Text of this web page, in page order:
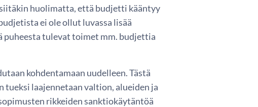
huolimatta, että budjetti kääntyy
ei ole ollut luvassa lisää
tulevat toimet mm. budjettia
kohdentamaan uudelleen. Tästä
laajennetaan valtion, alueiden ja
rikkeiden sanktiokäytäntöä